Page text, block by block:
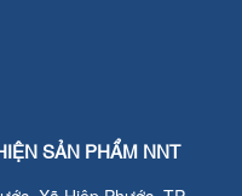
SẢN PHẨM NNT